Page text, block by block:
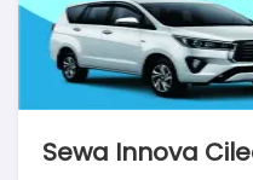
Sewa Innova